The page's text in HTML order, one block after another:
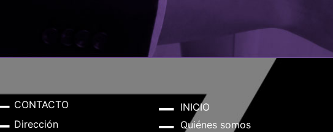
CONTACTO
Dirección
INICIO
Quiénes somos